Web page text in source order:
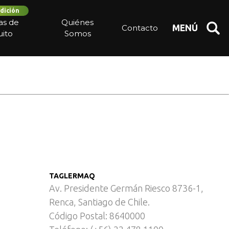
de
Quiénes
Somos
Contacto MENÚ
TAGLERMAQ
Av. Presidente Germán Riesco 8736-1,
Renca, Santiago de Chile.
Código Postal: 8640000